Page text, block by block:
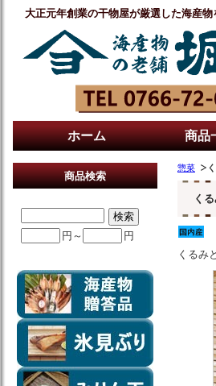
大正元年創業の干物屋が厳選した海産物
ホーム 商品
惣菜
く
くるみ
商品検索
円～ 円